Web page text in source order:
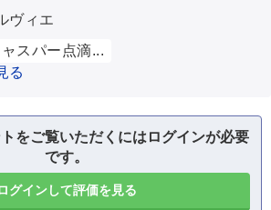
ヴィエ
スパー点滴...
る
をご覧いただくにはログインが必要
です。
グインして評価を見る